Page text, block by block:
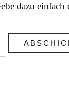
dazu